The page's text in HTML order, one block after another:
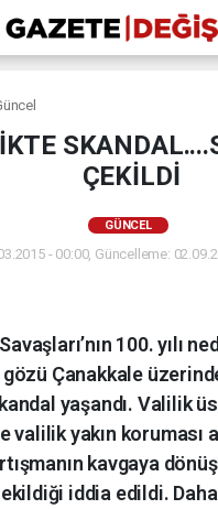
ÇEKİLDİ
GÜNCEL
- 00:00, Güncelleme:
100. yılı
gözü Çanakkale
yaşandı. Valilik
valilik yakın koruması
kavgaya
iddia edildi.